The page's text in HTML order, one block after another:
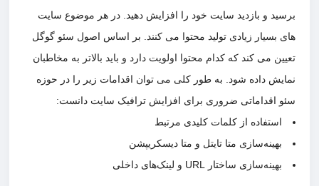
و بازدید سایت خود را افزایش دهید. در هر موضوع سایت
بسیار زیادی تولید محتوا می کنند. بر اساس اصول سئو گوگل
می کند که کدام محتوا اولویت دارد و باید بالاتر به مخاطبان
داده شود. به طور کلی می توان اقدامات زیر را در حوزه
اقداماتی ضروری برای افزایش ترافیک سایت دانست:
استفاده از کلمات کلیدی مرتبط
بهینه‌سازی متا تایتل و متا دیسکریپشن
بهینه‌سازی ساختار URL و لینک‌های داخلی